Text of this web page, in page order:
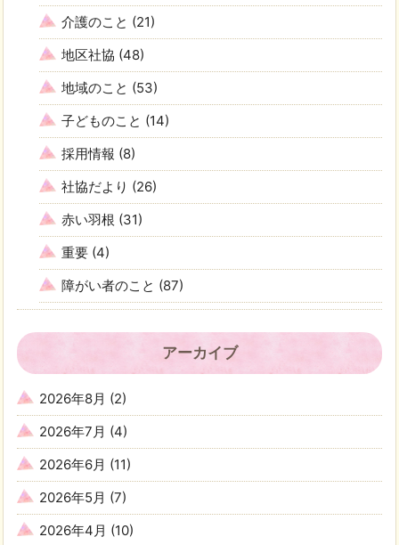
介護のこと (21)
地区社協 (48)
地域のこと (53)
子どものこと (14)
採用情報 (8)
社協だより (26)
赤い羽根 (31)
重要 (4)
障がい者のこと (87)
アーカイブ
2026年8月 (2)
2026年7月 (4)
2026年6月 (11)
2026年5月 (7)
2026年4月 (10)